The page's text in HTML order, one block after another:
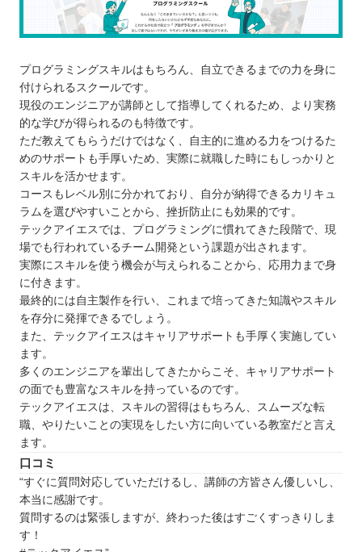
子ども向けと大人向けにプログラミングスクールに
違いはあるか
プログラミングスクールで挫折しないために
【福井】子ども向けのおすすめプログラミングス
クール4選
デジタネ
エールICTアカデミー
スピリッツ・スマイル
バレッドキッズ
福井で自分に合ったプログラミングスクールを見
つけよう
自分の住んでるエリアでプログラミングスクール
を探したい⭐️
北海道 / 東北
中部
中国
プログラミングスキルはもちろん、自立できるまでの力を身に
付けられるスクールです。
現役のエンジニアが講師として指導してくれるため、より実務
的な学びが得られるのも特徴です。
ただ教えてもらうだけではなく、自主的に進める力をつけるた
めのサポートも手厚いため、実際に就職した時にもしっかりと
スキルを活かせます。
コースもレベル別に分かれており、自分が納得できるカリキュ
ラムを選びやすいことから、挫折防止にも効果的です。
テックアイエスでは、プログラミングに慣れてきた段階で、現
場でも行われているチーム開発という課題が出されます。
実際にスキルを使う機会が与えられることから、応用力まで身
に付きます。
最終的には自主製作を行い、これまで培ってきた知識やスキル
を存分に発揮できるでしょう。
また、テックアイエスはキャリアサポートも手厚く実施してい
ます。
多くのエンジニアを輩出してきたからこそ、キャリアサポート
の面でも豊富なスキルを持っているのです。
テックアイエスは、スキルの習得はもちろん、スムーズな転
職、やりたいことの実現をしたい方に向いている教室だと言え
ます。
口コミ
“すぐに質問対応していただけるし、講師の方皆さん優しいし、
本当に感謝です。
質問するのは緊張しますが、終わった後はすごくすっきりしま
す！